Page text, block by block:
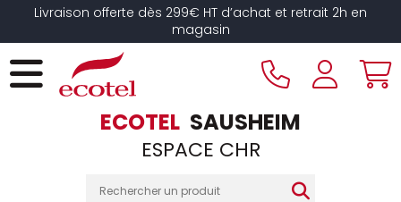
Livraison offerte dès 299€ HT d’achat et retrait 2h en
magasin
ECOTEL SAUSHEIM
ESPACE CHR
Panneau de gestion des cookies